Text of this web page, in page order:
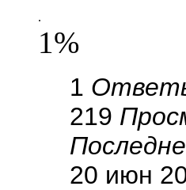
.
1%
1
219
20 июн